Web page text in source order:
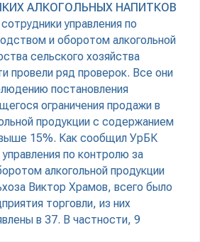
АЛКОГОЛЬНЫХ НАПИТКОВ
управления по
и оборотом алкогольной
сельского хозяйства
провели ряд проверок. Все они
постановления
ограничения продажи в
продукции с содержанием
15%. Как сообщил УрБК
по контролю за
алкогольной продукции
Виктор Храмов, всего было
торговли, из них
в 37. В частности, 9